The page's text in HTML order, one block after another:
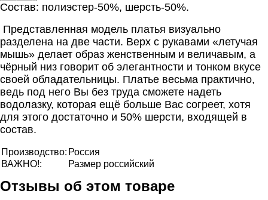
Состав: полиэстер-50%, шерсть-50%.
Представленная модель платья визуально
разделена на две части. Верх с рукавами «летучая
мышь» делает образ женственным и величавым, а
чёрный низ говорит об элегантности и тонком вкусе
своей обладательницы. Платье весьма практично,
ведь под него Вы без труда сможете надеть
водолазку, которая ещё больше Вас согреет, хотя
для этого достаточно и 50% шерсти, входящей в
состав.
Производство: Россия
ВАЖНО!:
Размер российский
Отзывы об этом товаре